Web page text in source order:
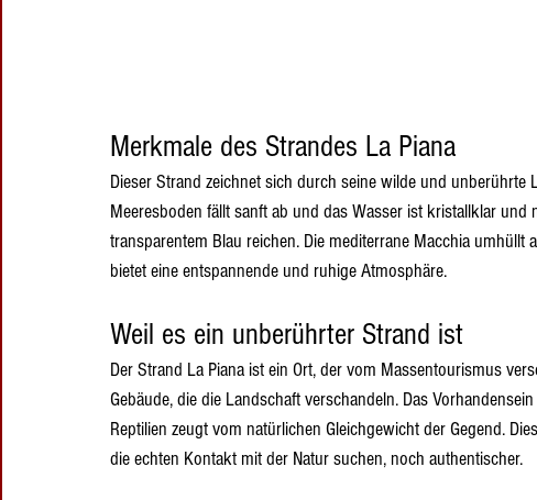
Merkmale des Strandes La Piana
Dieser Strand zeichnet sich durch seine wilde und
Meeresboden fällt sanft ab und das Wasser ist kristallklar
transparentem Blau reichen. Die mediterrane Macchia
bietet eine entspannende und ruhige Atmosphäre.
Weil es ein unberührter Strand ist
Der Strand La Piana ist ein Ort, der vom Massentourismus
Gebäude, die die Landschaft verschandeln. Das
Reptilien zeugt vom natürlichen Gleichgewicht der Gegend.
die echten Kontakt mit der Natur suchen, noch authentischer.